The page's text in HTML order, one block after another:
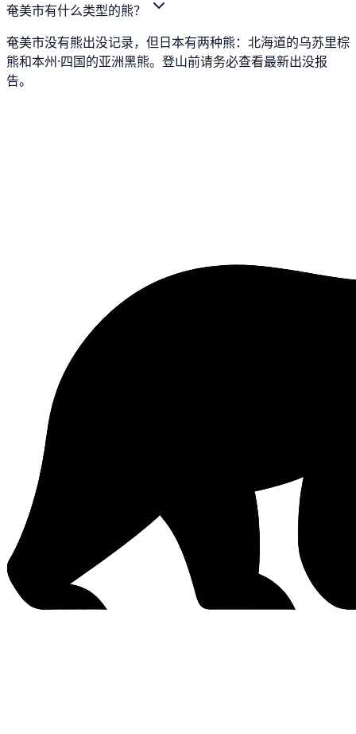
奄美市有什么类型的熊？
奄美市没有熊出没记录，但日本有两种熊：北海道的乌苏里棕
熊和本州·四国的亚洲黑熊。登山前请务必查看最新出没报
告。